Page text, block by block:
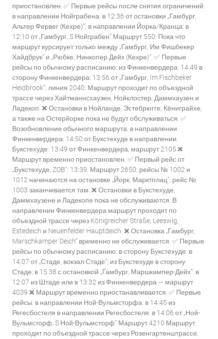
приостановлен. ✅ Первые рейсы после снятия ограничений:
в направлении Нойграбена: в 12:36 от остановки „Гамбург,
Альтер Фервег (Кехре)“; в направлении Йорка/Кранца: в
12:10 от „Гамбург, S Нойграбен“ Маршрут 550: Пока что
маршрут курсирует только между „Гамбург, Им Фишбекер
Хайдбрук“ и „Рюбке, Нинкопер Дейх (Кехре)“. ✅ Первые
рейсы по обычному расписанию: из Финкенвердера: 14:49 в
сторону Финкенвердера: 13:56 от „Гамбург, Im Fischbeker
Heidbrook“, линия 2040. Маршрут проходит по объездной
трассе через Хайтманнсхаузен, Нойклостер, Даммхаузен и
Ладекоп. ❌ Остановки в Нойланде, Эстебрюгге, Кёниграйхе,
а также на Остерйорке пока не будут обслуживаться. ✅
Возобновление обычного маршрута: в направлении
Финкенвердера: 14:50 от Букстехуде в направлении
Букстехуде: 13:49 от Финкенвердера, маршрут 2105 ❌
Маршрут временно приостановлен. ✅ Первый рейс от
„Букстехуде, ZOB“: 13:39. Маршрут 2650: рейсы № 1002 и
1012 начинаются на остановке „Йорк, Марктплац“, рейс №
1003 заканчивается там. ❌ Остановки в Букстехуде,
Даммхаузене и Ладекопе пока не обслуживаются. В
направлении Финкенвердера маршрут проходит по
объездной трассе через Königreicher Straße, Leeswig,
Estedeich и Neuenfelder Hauptdeich. ❌ Остановка „Гамбург,
Marschkamper Deich“ временно не обслуживается. ✅ Первые
рейсы по обычному расписанию: в сторону Букстехуде: в
14:07 от „Стаде, вокзал Стаде“; из Букстехуде в сторону
Стаде: в 15:38 с остановкой „Гамбург, Маршкампер-Дейх“: в
12:07 из Штаде или в 13:32 из Финкенвердера — маршрут
4039 ❌ Маршрут временно приостанавливается. ✅ Первые
рейсы: в направлении Ной-Вульмсторфа: в 14:45 из
Регесбостеля в направлении Регесбостеля: в 14:06 от „Ной-
Вульмсторф, S Ной-Вульмсторф“ Маршрут 4210 Маршрут
проходит по объездной трассе через Розенгартенштрассе,